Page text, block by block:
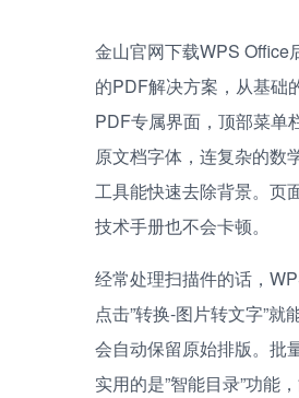
金山官网下载WPS Office
的PDF解决方案，从基础
PDF专属界面，顶部菜单
原文档字体，连复杂的数
工具能快速去除背景。页
技术手册也不会卡顿。
经常处理扫描件的话，
点击”转换-图片转文字”
会自动保留原始排版。批
实用的是”智能目录”功能